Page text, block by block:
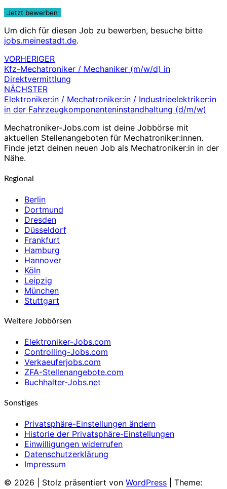
Um dich für diesen Job zu bewerben, besuche bitte
jobs.meinestadt.de.
Beitragsnavigation
VORHERIGER
Kfz-Mechatroniker / Mechaniker (m/w/d) in
Direktvermittlung
NÄCHSTER
Elektroniker:in / Mechatroniker:in / Industrieelektriker:in
in der Fahrzeugkomponenteninstandhaltung (d/m/w)
Mechatroniker-Jobs.com ist deine Jobbörse mit
aktuellen Stellenangeboten für Mechatroniker:innen.
Finde jetzt deinen neuen Job als Mechatroniker:in in der
Nähe.
Regional
Berlin
Dortmund
Dresden
Düsseldorf
Frankfurt
Hamburg
Hannover
Köln
Leipzig
München
Stuttgart
Weitere Jobbörsen
Elektroniker-Jobs.com
Controlling-Jobs.com
Verkaeuferjobs.com
ZFA-Stellenangebote.com
Buchhalter-Jobs.net
Sonstiges
Privatsphäre-Einstellungen ändern
Historie der Privatsphäre-Einstellungen
Einwilligungen widerrufen
Datenschutzerklärung
Impressum
© 2026
Stolz präsentiert von WordPress
Theme: